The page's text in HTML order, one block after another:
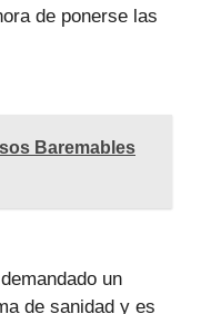
de ponerse las
Baremables
un
de sanidad y es